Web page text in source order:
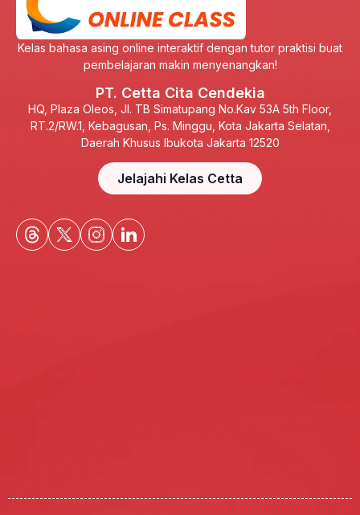
Kelas bahasa asing online interaktif dengan tutor praktisi buat
pembelajaran makin menyenangkan!
PT. Cetta Cita Cendekia
HQ, Plaza Oleos, Jl. TB Simatupang No.Kav 53A 5th Floor,
RT.2/RW.1, Kebagusan, Ps. Minggu, Kota Jakarta Selatan,
Daerah Khusus Ibukota Jakarta 12520
Jelajahi Kelas Cetta